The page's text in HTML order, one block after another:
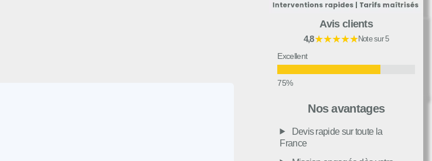
Avis clients
4,8★★★★★Note sur 5
Excellent
Moyen
Nos avantages
Devis rapide sur toute la
France